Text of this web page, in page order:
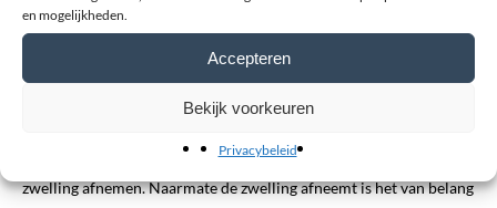
en mogelijkheden.
Accepteren
Bekijk voorkeuren
Privacybeleid
begin is het belang dat de pijn en de zwelling afneemt, om intra-
articulaire spanning zoveel mogelijk vermeden wordt. Dit kan
moeten lopen. Na een paar dagen zal de
zwelling afnemen. Naarmate de zwelling afneemt is het van belang